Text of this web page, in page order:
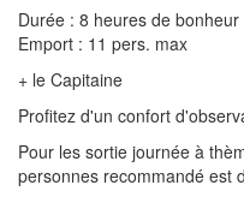
Durée : 8 heures de bonheur
Emport : 11 pers. max
+ le Capitaine
Profitez d'un confort
Pour les sortie journée à
personnes recommandé est